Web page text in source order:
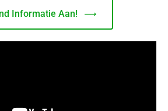
Informatie Aan!